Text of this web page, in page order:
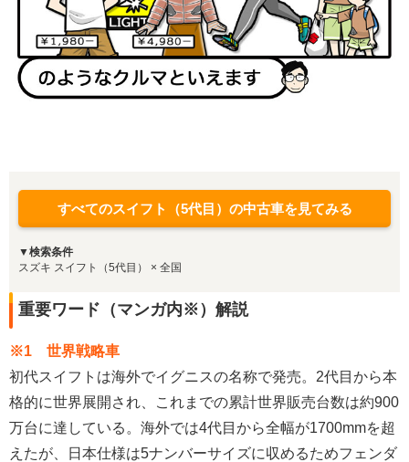
すべてのスイフト（5代目）の中古車を見てみる
▼検索条件
スズキ スイフト（5代目） × 全国
重要ワード（マンガ内※）解説
※1 世界戦略車
初代スイフトは海外でイグニスの名称で発売。2代目から本
格的に世界展開され、これまでの累計世界販売台数は約900
万台に達している。海外では4代目から全幅が1700mmを超
えたが、日本仕様は5ナンバーサイズに収めるためフェンダ